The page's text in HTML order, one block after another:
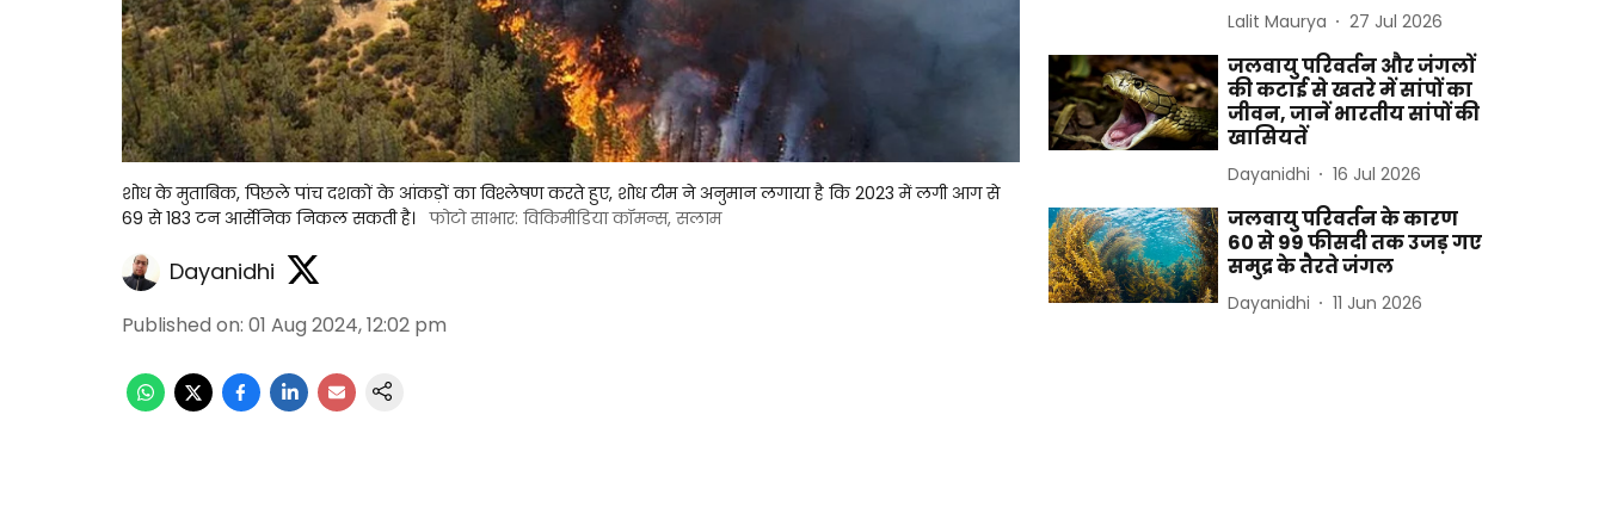
शोध के मुताबिक, पिछले पांच दशकों के आंकड़ों का विश्लेषण करते हुए, शोध टीम ने अनुमान लगाया है कि 2023 में लगी आग से
69 से 183 टन आर्सेनिक निकल सकती है। फोटो साभार: विकिमीडिया कॉमन्स, सलाम
Dayanidhi
Published on: 01 Aug 2024, 12:02 pm
Lalit Maurya 27 Jul 2026
जलवायु परिवर्तन और जंगलों
की कटाई से खतरे में सांपों का
जीवन, जानें भारतीय सांपों की
खासियतें
Dayanidhi 16 Jul 2026
जलवायु परिवर्तन के कारण
60 से 99 फीसदी तक उजड़ गए
समुद्र के तैरते जंगल
Dayanidhi 11 Jun 2026